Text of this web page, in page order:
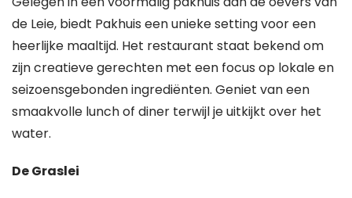
de Leie, biedt Pakhuis een unieke setting voor een
heerlijke maaltijd. Het restaurant staat bekend om
zijn creatieve gerechten met een focus op lokale en
seizoensgebonden ingrediënten. Geniet van een
smaakvolle lunch of diner terwijl je uitkijkt over het
water.
De Graslei